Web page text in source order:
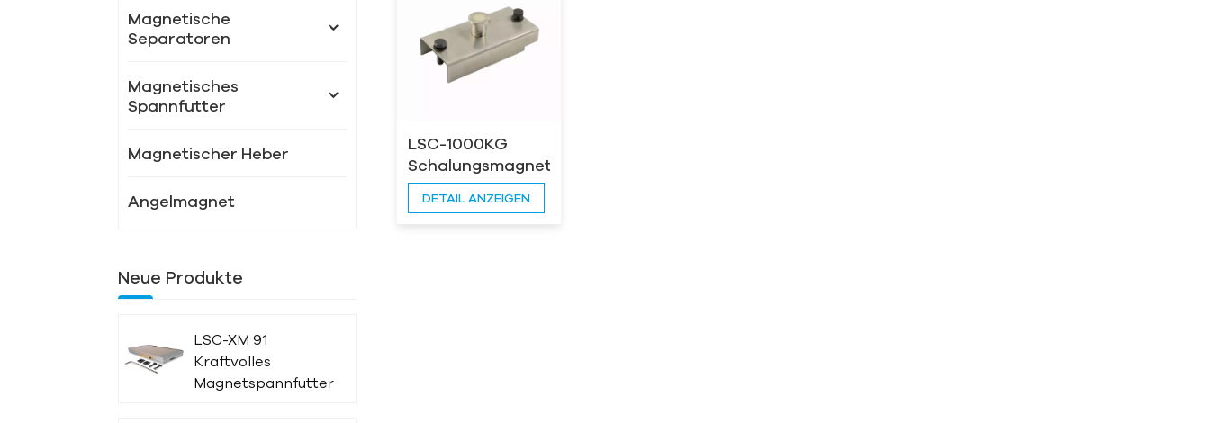
LSC-1000KG
Schalungsmagnet
aus Fertigbeton
DETAIL ANZEIGEN
Magnetische
Separatoren
Magnetisches
Spannfutter
Magnetischer Heber
Angelmagnet
Neue Produkte
LSC-XM 91
Kraftvolles
Magnetspannfutter